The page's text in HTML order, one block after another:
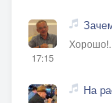
17:15
На